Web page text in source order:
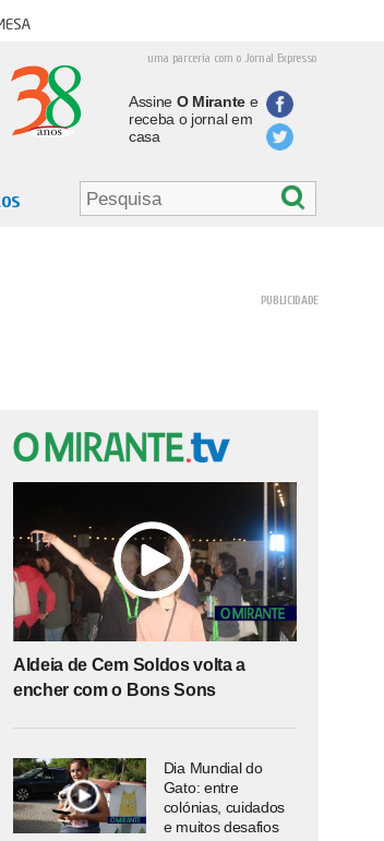
uma parceria com o Jornal Expresso
Assine O Mirantee
receba o jornal em
casa
Aldeia de Cem Soldos volta a
encher com o Bons Sons
Dia Mundial do
Gato: entre
colónias, cuidados
e muitos desafios